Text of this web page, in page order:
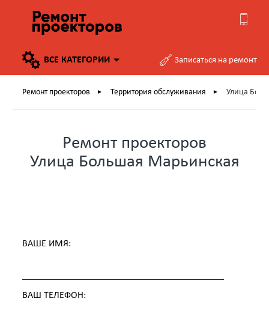
ВСЕ КАТЕГОРИИ Записаться на ремонт
Ремонт проекторов ► Территория обслуживания ► Улица
Ремонт проекторов
Улица Большая Марьинская
ВАШЕ ИМЯ:
ВАШ ТЕЛЕФОН: